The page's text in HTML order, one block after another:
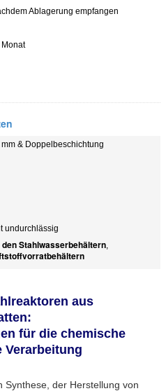
Ablagerung empfangen
& Doppelbeschichtung
undurchlässig
Stahlwasserbehältern,
aus
für die chemische
Verarbeitung
Synthese, der Herstellung von